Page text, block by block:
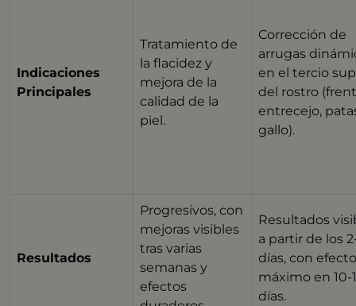
Indicaciones
Principales
Tratamiento de
la flacidez y
mejora de la
calidad de la
piel.
Corrección de
arrugas
en el tercio
del rostro
entrecejo,
gallo).
Resultados
Progresivos, con
mejoras visibles
tras varias
semanas y
efectos
Resultados
a partir de los
días, con
máximo en 10-
días.